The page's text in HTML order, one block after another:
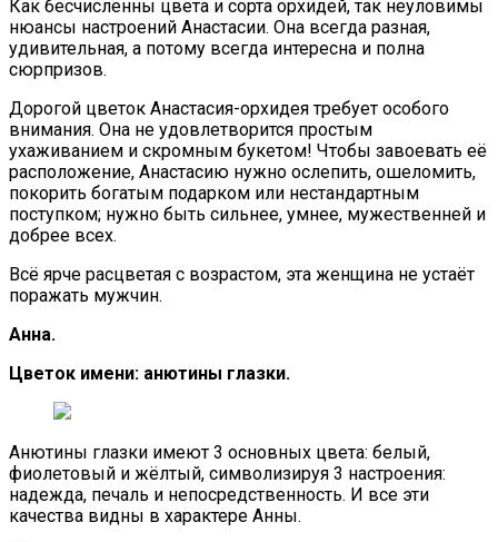
Как бесчисленны цвета и сорта орхидей, так неуловимы
нюансы настроений Анастасии. Она всегда разная,
удивительная, а потому всегда интересна и полна
сюрпризов.
Дорогой цветок Анастасия-орхидея требует особого
внимания. Она не удовлетворится простым
ухаживанием и скромным букетом! Чтобы завоевать её
расположение, Анастасию нужно ослепить, ошеломить,
покорить богатым подарком или нестандартным
поступком; нужно быть сильнее, умнее, мужественней и
добрее всех.
Всё ярче расцветая с возрастом, эта женщина не устаёт
поражать мужчин.
Анна.
Цветок имени: анютины глазки.
Анютины глазки имеют 3 основных цвета: белый,
фиолетовый и жёлтый, символизируя 3 настроения:
надежда, печаль и непосредственность. И все эти
качества видны в характере Анны.